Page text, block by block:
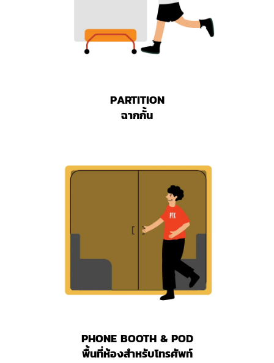
PARTITION
ฉากกั้น
PHONE BOOTH & POD
พื้นที่ห้องสำหรับโทรศัพท์